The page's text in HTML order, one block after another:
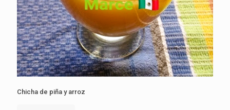
Chicha de piña y arroz